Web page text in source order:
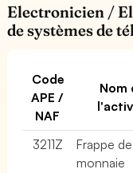
Electronicien /
de systèmes de
Code
APE /
NAF
Nom
3211Z
Frappe de
monnaie